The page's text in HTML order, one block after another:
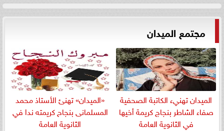
مجتمع الميدان
الميدان تهنيء الكاتبة الصحفية
صفاء الشاطر بنجاج كريمة أخيها
في الثانوية العامة
«الميدان» تهنئ الأستاذ محمد
المسلمانى بنجاح كريمته ندا في
الثانوية العامة